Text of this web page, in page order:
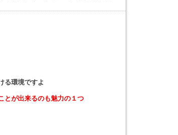
る環境ですよ
とが出来るのも魅力の１つ